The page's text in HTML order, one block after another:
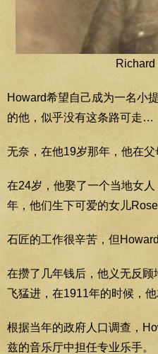
Richard
Howard希望自己成为一名小
的他，似乎没有这条路可走…
无奈，在他19岁那年，他在父
在24岁，他娶了一个当地女
年，他们生下可爱的女儿Rose
石匠的工作很辛苦，但
在攒了几年钱后，他义无反
飞猛进，在1911年的时候，他
根据当年的政府人口调查，
兹的音乐厅中担任专业乐手。